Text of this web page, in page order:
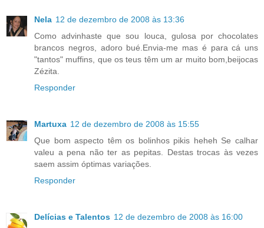
Nela 12 de dezembro de 2008 às 13:36
Como advinhaste que sou louca, gulosa por chocolates
brancos negros, adoro bué.Envia-me mas é para cá uns
"tantos" muffins, que os teus têm um ar muito bom,beijocas
Zézita.
Responder
Martuxa 12 de dezembro de 2008 às 15:55
Que bom aspecto têm os bolinhos pikis heheh Se calhar
valeu a pena não ter as pepitas. Destas trocas às vezes
saem assim óptimas variações.
Responder
Delícias e Talentos 12 de dezembro de 2008 às 16:00